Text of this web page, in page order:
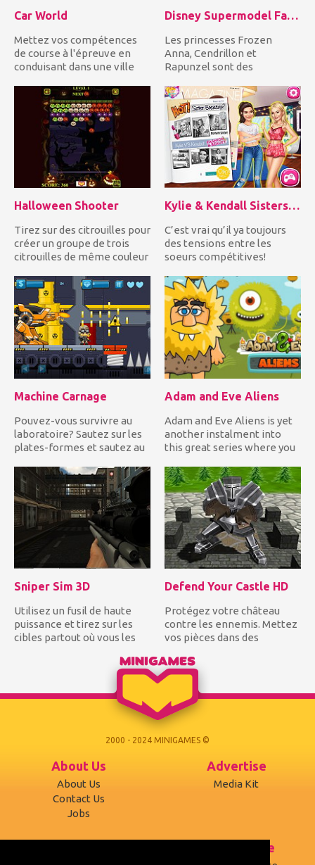
Car World
Mettez vos compétences
de course à l'épreuve en
conduisant dans une ville
Disney Supermodel Fashion Show 2
Les princesses Frozen
Anna, Cendrillon et
Rapunzel sont des
elles revien...
Halloween Shooter
Tirez sur des citrouilles pour
créer un groupe de trois
citrouilles de même couleur
Kylie & Kendall Sisters Breakup
C’est vrai qu’il ya toujours
des tensions entre les
soeurs compétitives!
K...
Machine Carnage
Pouvez-vous survivre au
laboratoire? Sautez sur les
plates-formes et sautez au
Adam and Eve Aliens
Adam and Eve Aliens is yet
another instalment into
this great series where you
Sniper Sim 3D
Utilisez un fusil de haute
puissance et tirez sur les
cibles partout où vous les
Defend Your Castle HD
Protégez votre château
contre les ennemis. Mettez
vos pièces dans des
dét...
2000 - 2024 MINIGAMES ©
About Us
About Us
Contact Us
Jobs
Advertise
Media Kit
Terms of use